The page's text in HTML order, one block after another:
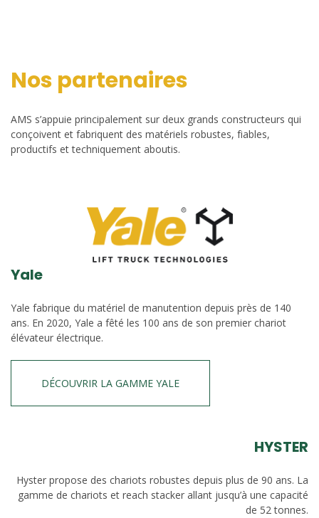
Nos partenaires
AMS s’appuie principalement sur deux grands constructeurs qui
conçoivent et fabriquent des matériels robustes, fiables,
productifs et techniquement aboutis.
Yale
Yale fabrique du matériel de manutention depuis près de 140
ans. En 2020, Yale a fêté les 100 ans de son premier chariot
élévateur électrique.
DÉCOUVRIR LA GAMME YALE
HYSTER
Hyster propose des chariots robustes depuis plus de 90 ans. La
gamme de chariots et reach stacker allant jusqu’à une capacité
de 52 tonnes.